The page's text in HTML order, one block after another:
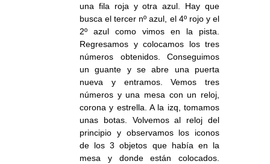
una fila roja y otra azul. Hay que
busca el tercer nº azul, el 4º rojo y el
2º azul como vimos en la pista.
Regresamos y colocamos los tres
números obtenidos. Conseguimos
un guante y se abre una puerta
nueva y entramos. Vemos tres
números y una mesa con un reloj,
corona y estrella. A la izq, tomamos
unas botas. Volvemos al reloj del
principio y observamos los iconos
de los 3 objetos que había en la
mesa y donde están colocados.